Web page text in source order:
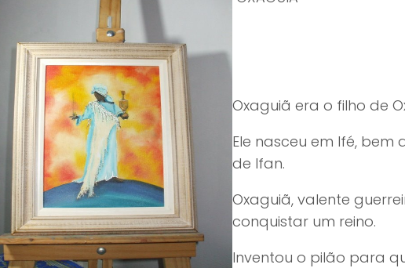
Oxaguiã era o filho de
Ele nasceu em Ifé,
de Ifan.
Oxaguiã, valente
conquistar um reino.
Inventou o pilão para